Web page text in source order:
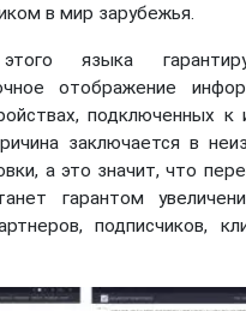
в мир зарубежья.
этого языка
отображение
подключенных к
заключается в
а это значит, что
гарантом
подписчиков,